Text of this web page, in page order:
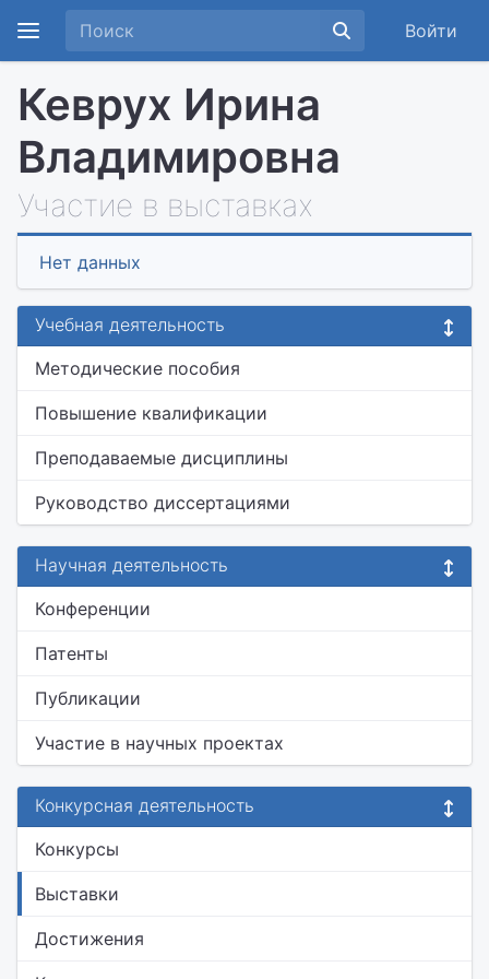
Войти
Кеврух Ирина
Владимировна
Участие в выставках
Нет данных
Учебная деятельность
Методические пособия
Повышение квалификации
Преподаваемые дисциплины
Руководство диссертациями
Научная деятельность
Конференции
Патенты
Публикации
Участие в научных проектах
Конкурсная деятельность
Конкурсы
Выставки
Достижения